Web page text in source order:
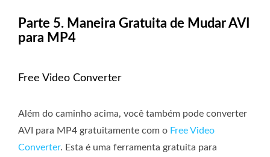
Parte 5. Maneira Gratuita de Mudar AVI
para MP4
Free Video Converter
Além do caminho acima, você também pode converter
AVI para MP4 gratuitamente com o Free Video
Converter. Esta é uma ferramenta gratuita para